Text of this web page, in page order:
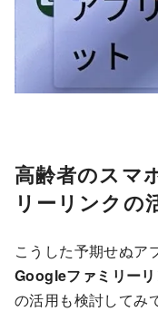
高齢者のスマ
リーリンクの
こうした予期せぬア
Googleファミリー
の活用も検討してみ